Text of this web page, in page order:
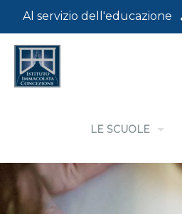
Al servizio dell'educazione
LE SCUOLE